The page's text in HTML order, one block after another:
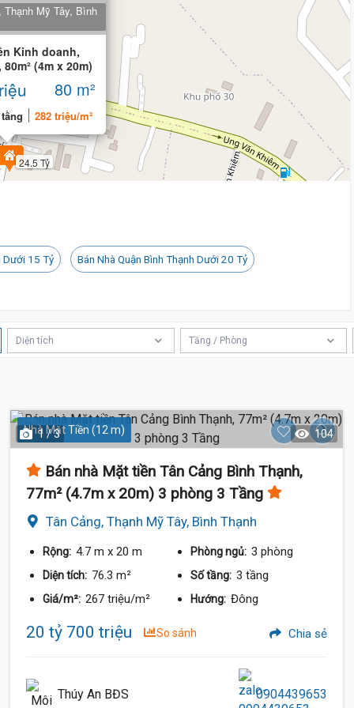
24.5 Tỷ
Thạnh Mỹ Tây, Bình
Kinh doanh,
(4m x 20m)
80 m²
282 triệu/m²
Dưới 15 Tỷ Bán Nhà Quận Bình Thạnh Dưới 20 Tỷ
Diện tích Tầng / Phòng
Nhà Mặt Tiền (12 m)
1 / 3 104
Bán nhà Mặt tiền Tân Cảng Bình Thạnh,
77m² (4.7m x 20m) 3 phòng 3 Tầng
Tân Cảng, Thạnh Mỹ Tây, Bình Thạnh
Rộng: 4.7 m x 20 m Phòng ngủ: 3 phòng
Diện tích: 76.3 m² Số tầng: 3 tầng
Giá/m²: 267 triệu/m² Hướng: Đông
20 tỷ 700 triệu So sánh Chia sẻ
Thúy An BĐS 0904439653